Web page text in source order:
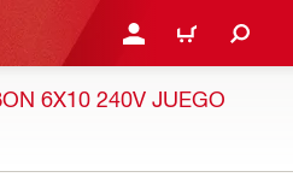
INICIE SESIÓN O
CARRITO
6X10 240V JUEGO